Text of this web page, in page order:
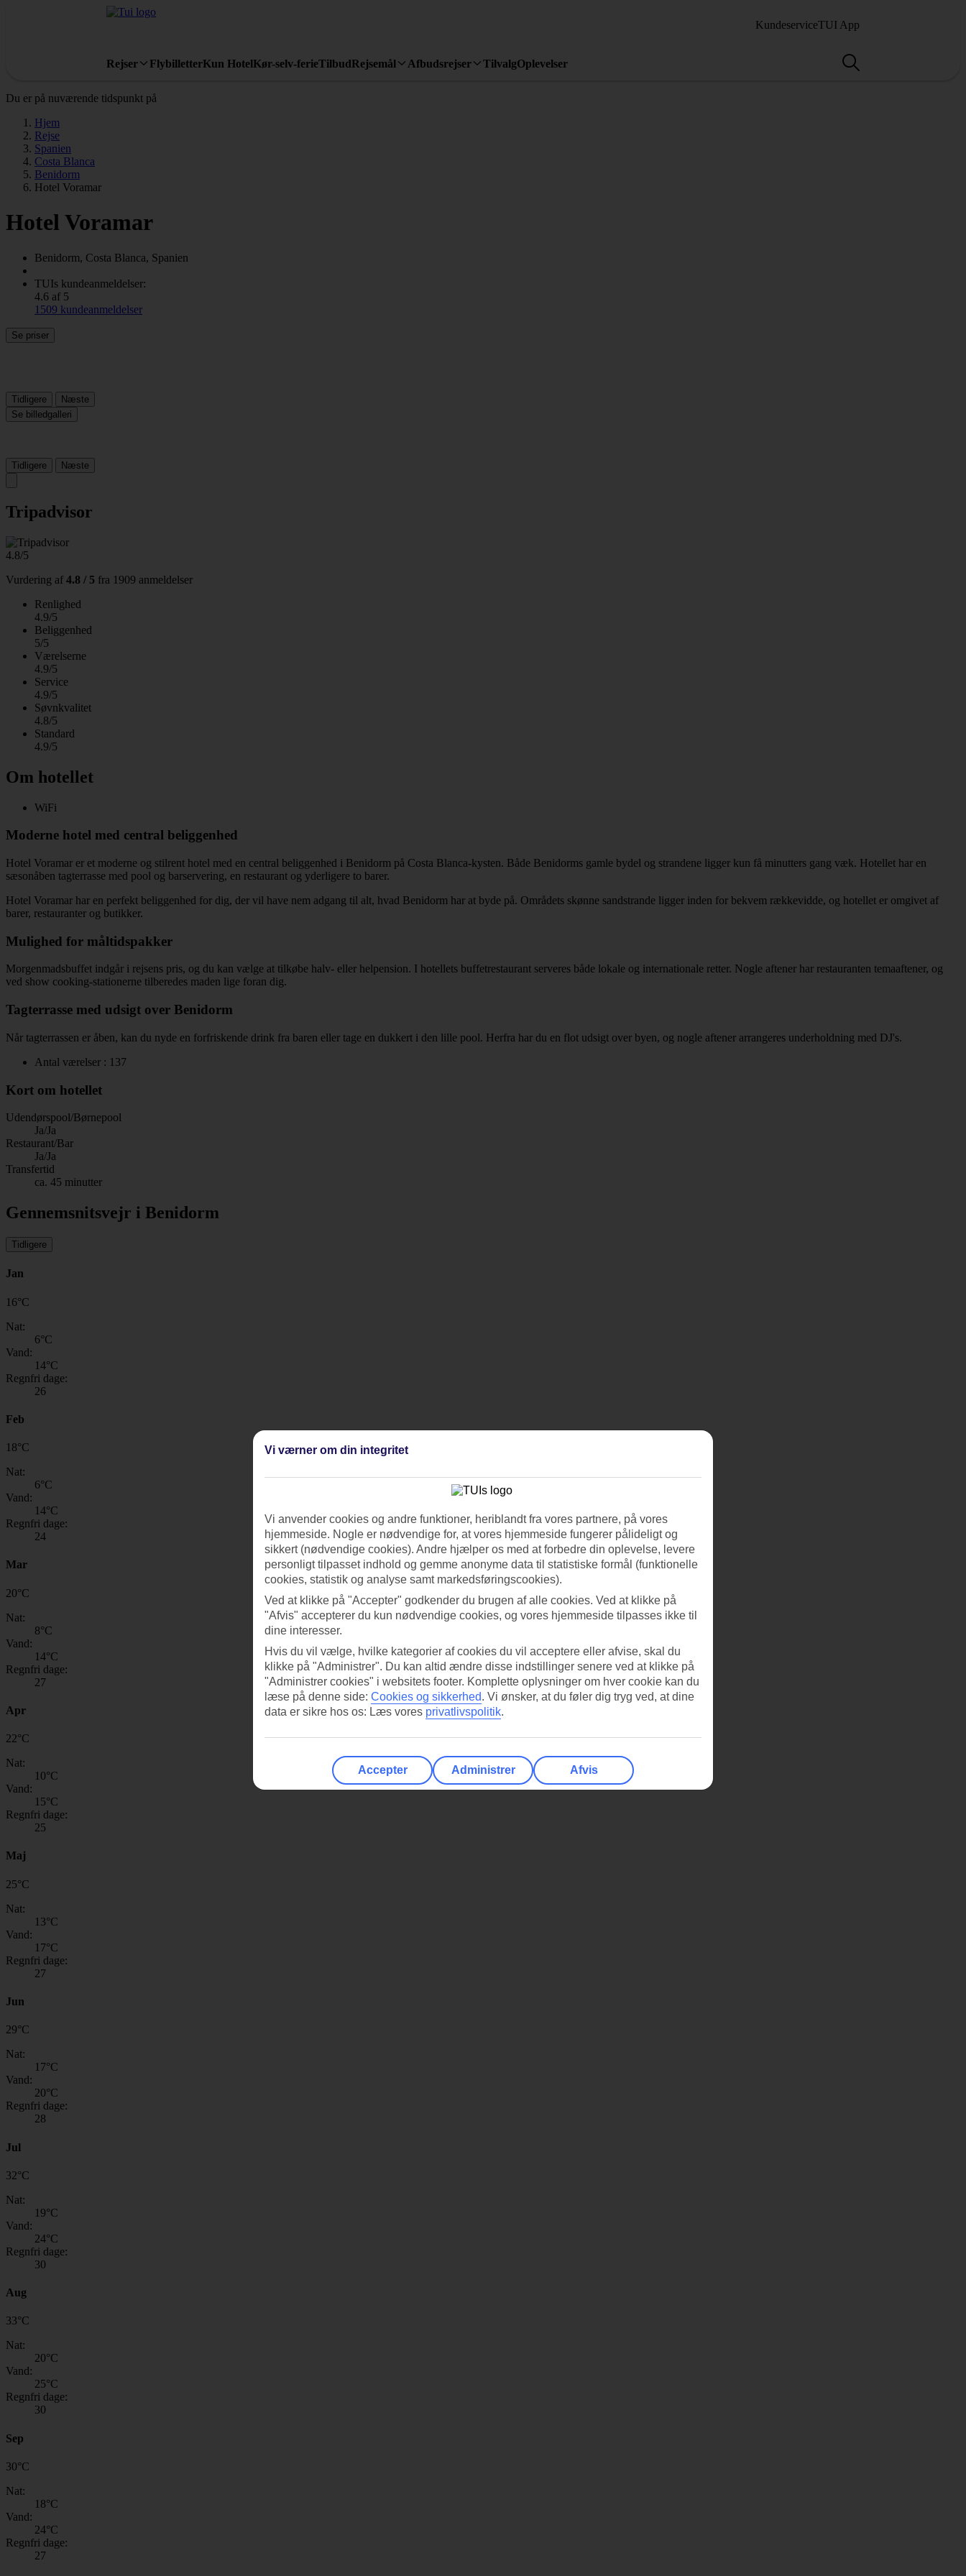
KundeserviceTUI App
Rejser FlybilletterKun HotelKør-selv-ferieTilbudRejsemål Afbudsrejser TilvalgOplevelser
Du er på nuværende tidspunkt på
Hjem
Rejse
Spanien
Costa Blanca
Benidorm
Hotel Voramar
Hotel Voramar
Benidorm, Costa Blanca, Spanien
TUIs kundeanmeldelser:
4.6 af 5
1509 kundeanmeldelser
Se priser
Tidligere
Næste
Se billedgalleri
Tidligere Næste
Tripadvisor
4.8/5
Vurdering af 4.8 / 5 fra 1909 anmeldelser
Renlighed
4.9/5
Beliggenhed
5/5
Værelserne
4.9/5
Service
4.9/5
Søvnkvalitet
4.8/5
Standard
4.9/5
Om hotellet
WiFi
Moderne hotel med central beliggenhed
Hotel Voramar er et moderne og stilrent hotel med en central beliggenhed i Benidorm på Costa Blanca-kysten. Både Benidorms gamle bydel og strandene ligger kun få minutters gang væk. Hotellet har en
sæsonåben tagterrasse med pool og barservering, en restaurant og yderligere to barer.
Hotel Voramar har en perfekt beliggenhed for dig, der vil have nem adgang til alt, hvad Benidorm har at byde på. Områdets skønne sandstrande ligger inden for bekvem rækkevidde, og hotellet er omgivet af
barer, restauranter og butikker.
Mulighed for måltidspakker
Morgenmadsbuffet indgår i rejsens pris, og du kan vælge at tilkøbe halv- eller helpension. I hotellets buffetrestaurant serveres både lokale og internationale retter. Nogle aftener har restauranten temaaftener, og
ved show cooking-stationerne tilberedes maden lige foran dig.
Tagterrasse med udsigt over Benidorm
Når tagterrassen er åben, kan du nyde en forfriskende drink fra baren eller tage en dukkert i den lille pool. Herfra har du en flot udsigt over byen, og nogle aftener arrangeres underholdning med DJ's.
Antal værelser : 137
Kort om hotellet
Udendørspool/Børnepool
Ja/Ja
Restaurant/Bar
Ja/Ja
Transfertid
ca. 45 minutter
Gennemsnitsvejr i Benidorm
Tidligere
Jan
16°C
Nat:
6°C
Vand:
14°C
Regnfri dage:
26
Feb
18°C
Nat:
6°C
Vand:
14°C
Regnfri dage:
24
Mar
20°C
Nat:
8°C
Vand:
14°C
Regnfri dage:
27
Apr
22°C
Nat:
10°C
Vand:
15°C
Regnfri dage:
25
Maj
25°C
Nat:
13°C
Vand:
17°C
Regnfri dage:
27
Jun
29°C
Nat:
17°C
Vand:
20°C
Regnfri dage:
28
Jul
32°C
Nat:
19°C
Vand:
24°C
Regnfri dage:
30
Aug
33°C
Nat:
20°C
Vand:
25°C
Regnfri dage:
30
Sep
30°C
Nat:
18°C
Vand:
24°C
Regnfri dage:
27
Vi værner om din integritet
Vi anvender cookies og andre funktioner, heriblandt fra vores partnere, på vores
hjemmeside. Nogle er nødvendige for, at vores hjemmeside fungerer pålideligt og
sikkert (nødvendige cookies). Andre hjælper os med at forbedre din oplevelse, levere
personligt tilpasset indhold og gemme anonyme data til statistiske formål (funktionelle
cookies, statistik og analyse samt markedsføringscookies).
Ved at klikke på "Accepter" godkender du brugen af alle cookies. Ved at klikke på
"Afvis" accepterer du kun nødvendige cookies, og vores hjemmeside tilpasses ikke til
dine interesser.
Hvis du vil vælge, hvilke kategorier af cookies du vil acceptere eller afvise, skal du
klikke på "Administrer". Du kan altid ændre disse indstillinger senere ved at klikke på
"Administrer cookies" i websitets footer. Komplette oplysninger om hver cookie kan du
læse på denne side: Cookies og sikkerhed. Vi ønsker, at du føler dig tryg ved, at dine
data er sikre hos os: Læs vores privatlivspolitik.
Accepter Administrer Afvis